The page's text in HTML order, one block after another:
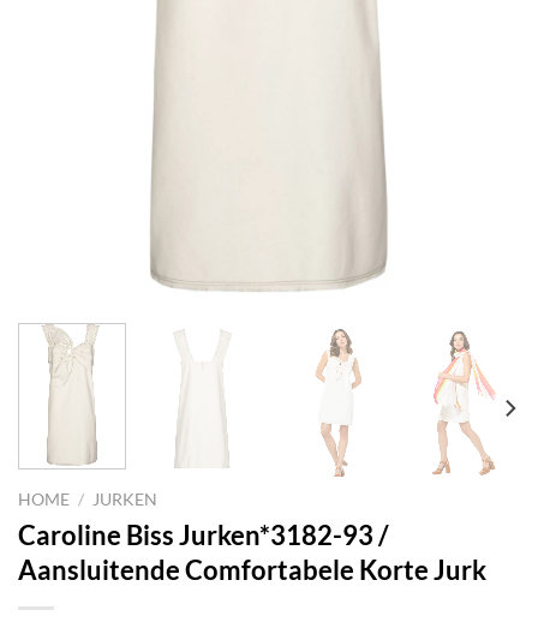
HOME / JURKEN
Caroline Biss Jurken*3182-93 /
Aansluitende Comfortabele Korte Jurk